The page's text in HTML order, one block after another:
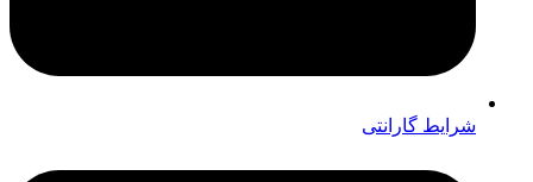
شرایط گارانتی